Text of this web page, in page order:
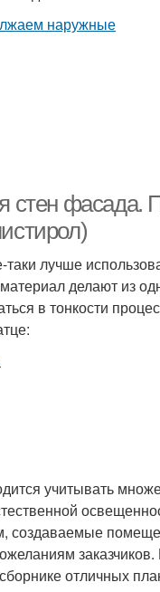
стен
лучше
делают из
в тонкости
учитывать
создаваемые
отличных